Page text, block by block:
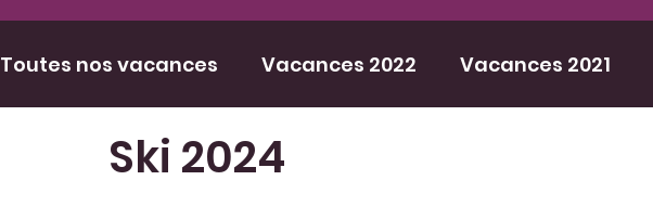
Toutes nos vacances Vacances 2022 Vacances 2021
Vacances 2025
Ski 2024